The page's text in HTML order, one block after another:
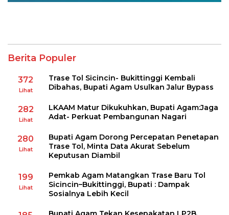
Berita Populer
372
Lihat
Trase Tol Sicincin- Bukittinggi Kembali
Dibahas, Bupati Agam Usulkan Jalur Bypass
282
Lihat
LKAAM Matur Dikukuhkan, Bupati Agam:Jaga
Adat- Perkuat Pembangunan Nagari
280
Lihat
Bupati Agam Dorong Percepatan Penetapan
Trase Tol, Minta Data Akurat Sebelum
Keputusan Diambil
199
Lihat
Pemkab Agam Matangkan Trase Baru Tol
Sicincin–Bukittinggi, Bupati : Dampak
Sosialnya Lebih Kecil